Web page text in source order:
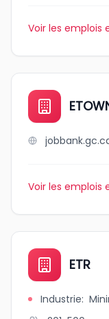
Voir les emplois
Voir les emplois
ETR
Industrie: